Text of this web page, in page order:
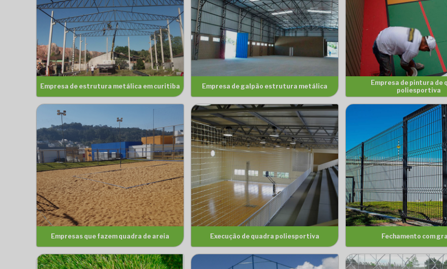
Empresa de estrutura metálica em curitiba Empresa de galpão estrutura metálica
Empresa de pintura de
poliesportiva
Empresas que fazem quadra de areia Execução de quadra poliesportiva Fechamento com